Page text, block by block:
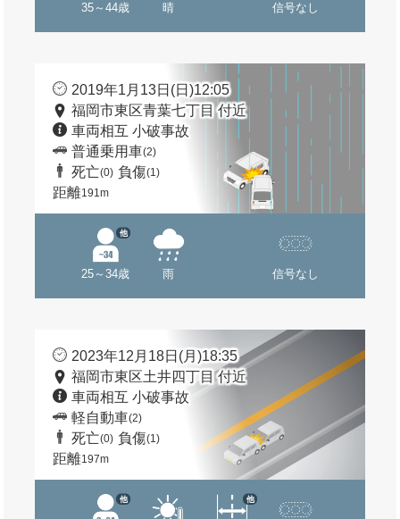
35～44歳 晴 信号なし
2019年1月13日(日)12:05
福岡市東区青葉七丁目 付近
車両相互 小破事故
普通乗用車(2)
死亡(0) 負傷(1)
距離191m
25～34歳
他
雨 信号なし
2023年12月18日(月)18:35
福岡市東区土井四丁目 付近
車両相互 小破事故
軽自動車(2)
死亡(0) 負傷(1)
距離197m
他 他